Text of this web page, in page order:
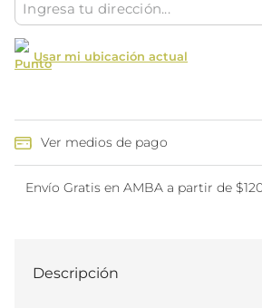
Usar mi ubicación actual
Ver medios de pago
Envío Gratis en AMBA a partir de
Descripción